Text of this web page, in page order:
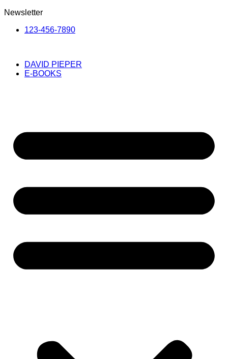
Newsletter
123-456-7890
DAVID PIEPER
E-BOOKS